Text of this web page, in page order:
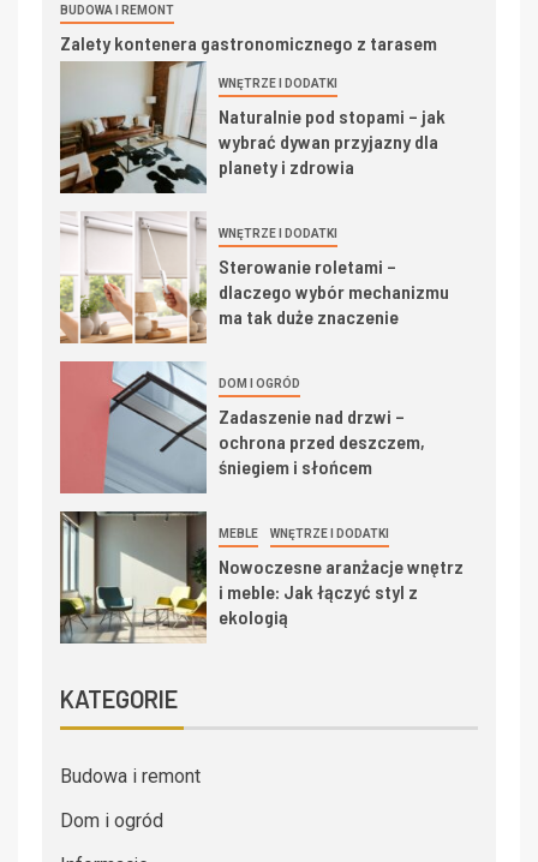
BUDOWA I REMONT
Zalety kontenera gastronomicznego z tarasem
WNĘTRZE I DODATKI
Naturalnie pod stopami – jak
wybrać dywan przyjazny dla
planety i zdrowia
WNĘTRZE I DODATKI
Sterowanie roletami –
dlaczego wybór mechanizmu
ma tak duże znaczenie
DOM I OGRÓD
Zadaszenie nad drzwi –
ochrona przed deszczem,
śniegiem i słońcem
MEBLE WNĘTRZE I DODATKI
Nowoczesne aranżacje wnętrz
i meble: Jak łączyć styl z
ekologią
KATEGORIE
Budowa i remont
Dom i ogród